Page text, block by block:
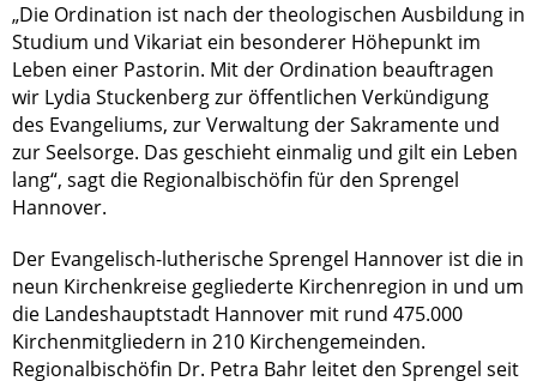
„Die Ordination ist nach der theologischen Ausbildung in
Studium und Vikariat ein besonderer Höhepunkt im
Leben einer Pastorin. Mit der Ordination beauftragen
wir Lydia Stuckenberg zur öffentlichen Verkündigung
des Evangeliums, zur Verwaltung der Sakramente und
zur Seelsorge. Das geschieht einmalig und gilt ein Leben
lang“, sagt die Regionalbischöfin für den Sprengel
Hannover.
Der Evangelisch-lutherische Sprengel Hannover ist die in
neun Kirchenkreise gegliederte Kirchenregion in und um
die Landeshauptstadt Hannover mit rund 475.000
Kirchenmitgliedern in 210 Kirchengemeinden.
Regionalbischöfin Dr. Petra Bahr leitet den Sprengel seit